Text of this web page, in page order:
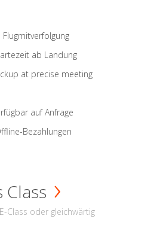
ab Landung
at precise meeting
auf Anfrage
Bezahlungen
Class
Class oder gleichwärtig